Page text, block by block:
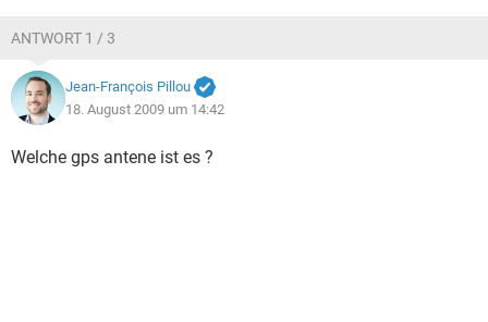
ANTWORT 1 / 3
Jean-François Pillou
18. August 2009 um 14:42
Welche gps antene ist es ?